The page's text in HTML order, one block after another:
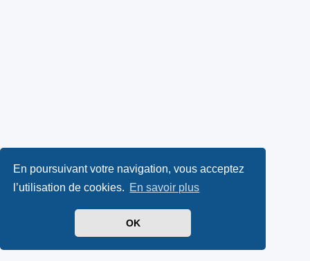
En poursuivant votre navigation, vous acceptez
l’utilisation de cookies. En savoir plus
OK